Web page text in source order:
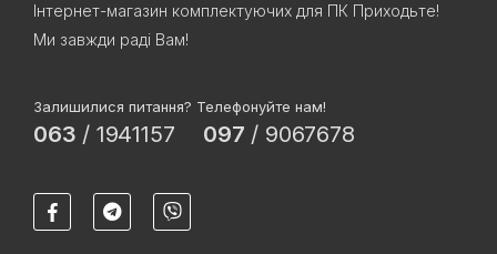
Інтернет-магазин комплектуючих для ПК Приходьте!
Ми завжди раді Вам!
Залишилися питання? Телефонуйте нам!
063 / 1941157 097 / 9067678